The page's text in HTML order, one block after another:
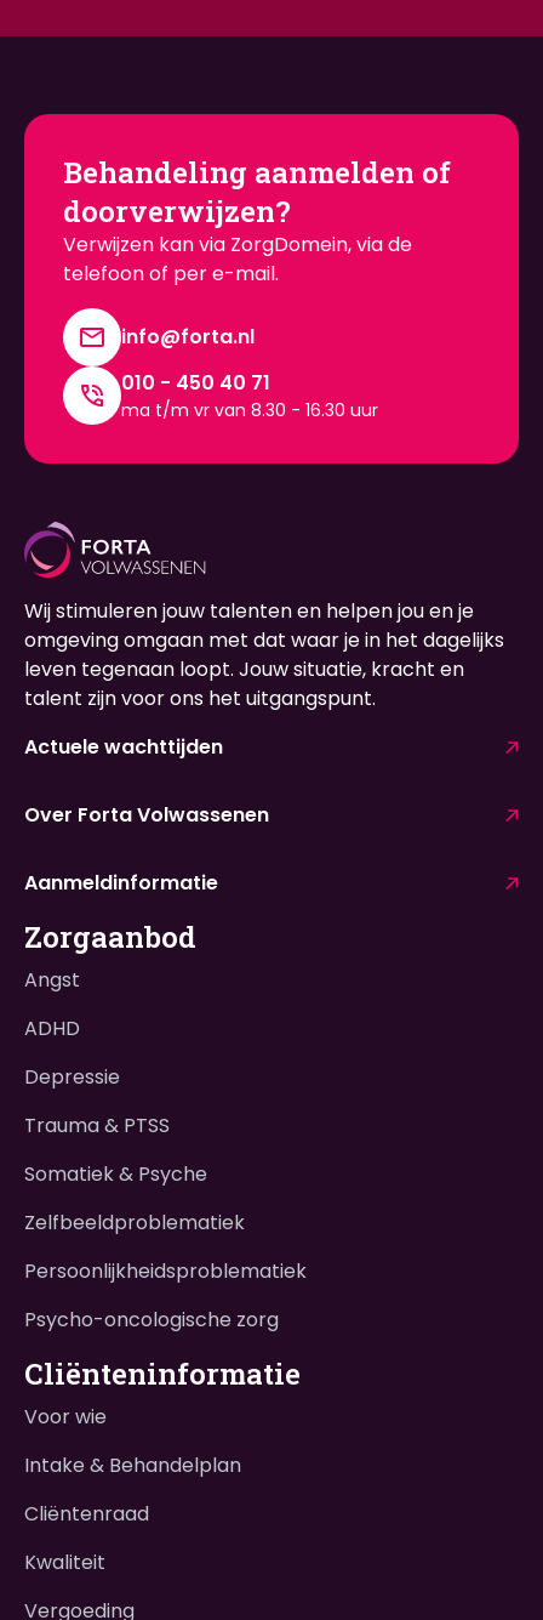
Behandeling aanmelden of
doorverwijzen?
Verwijzen kan via ZorgDomein, via de
telefoon of per e-mail.
info@forta.nl
010 - 450 40 71
ma t/m vr van 8.30 - 16.30 uur
Wij stimuleren jouw talenten en helpen jou en je
omgeving omgaan met dat waar je in het dagelijks
leven tegenaan loopt. Jouw situatie, kracht en
talent zijn voor ons het uitgangspunt.
Actuele wachttijden
Over Forta Volwassenen
Aanmeldinformatie
Zorgaanbod
Angst
ADHD
Depressie
Trauma & PTSS
Somatiek & Psyche
Zelfbeeldproblematiek
Persoonlijkheidsproblematiek
Psycho-oncologische zorg
Cliënteninformatie
Voor wie
Intake & Behandelplan
Cliëntenraad
Kwaliteit
Vergoeding